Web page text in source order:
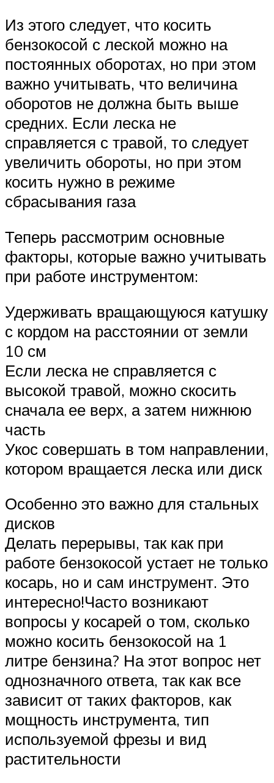
Из этого следует, что косить
бензокосой с леской можно на
постоянных оборотах, но при этом
важно учитывать, что величина
оборотов не должна быть выше
средних. Если леска не
справляется с травой, то следует
увеличить обороты, но при этом
косить нужно в режиме
сбрасывания газа
Теперь рассмотрим основные
факторы, которые важно учитывать
при работе инструментом:
Удерживать вращающуюся катушку
с кордом на расстоянии от земли
10 см
Если леска не справляется с
высокой травой, можно скосить
сначала ее верх, а затем нижнюю
часть
Укос совершать в том направлении,
котором вращается леска или диск
Особенно это важно для стальных
дисков
Делать перерывы, так как при
работе бензокосой устает не только
косарь, но и сам инструмент. Это
интересно!Часто возникают
вопросы у косарей о том, сколько
можно косить бензокосой на 1
литре бензина? На этот вопрос нет
однозначного ответа, так как все
зависит от таких факторов, как
мощность инструмента, тип
используемой фрезы и вид
растительности